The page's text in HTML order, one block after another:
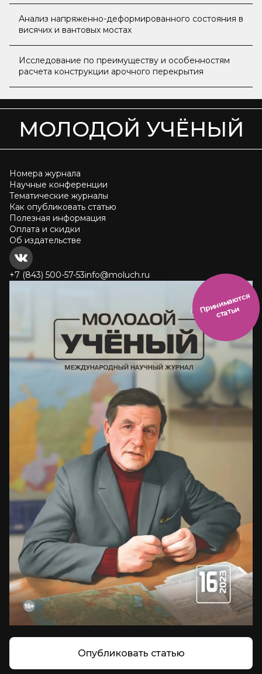
Анализ напряженно-деформированного состояния в
висячих и вантовых мостах
Исследование по преимуществу и особенностям
расчета конструкции арочного перекрытия
МОЛОДОЙ УЧЁНЫЙ
Номера журнала
Научные конференции
Тематические журналы
Как опубликовать статью
Полезная информация
Оплата и скидки
Об издательстве
+7 (843) 500-57-53info@moluch.ru
П
р
и
н
и
м
а
ют
с
я
ст
ать
и
Опубликовать статью